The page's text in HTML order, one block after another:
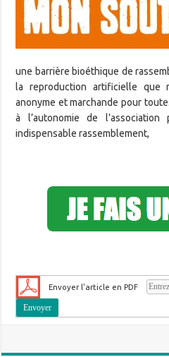
une barrière bioéthique de
la reproduction artificielle que
anonyme et marchande pour
à l’autonomie de
indispensable rassemblement,
Envoyer l'article en PDF